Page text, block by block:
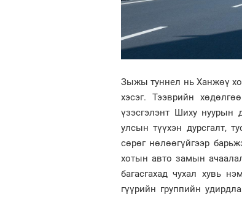
Зыжы туннел нь Ханжөү
хэсэг. Тээврийн
үзэсгэлэнт Шиху нуурын
улсын түүхэн дурсгалт,
сөрөг нөлөөгүйгээр
хотын авто замын
багасгахад чухал хувь
гүүрийн группийн